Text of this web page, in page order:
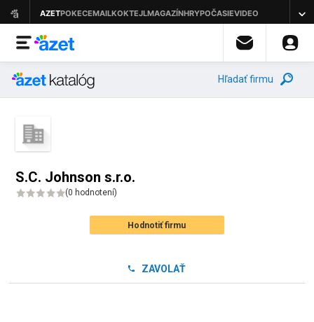
Hľadať firmu
S.C. Johnson s.r.o.
(0 hodnotení)
Hodnotiť firmu
ZAVOLAŤ